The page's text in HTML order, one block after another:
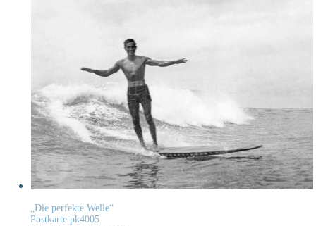
„Die perfekte Welle“
Postkarte pk4005